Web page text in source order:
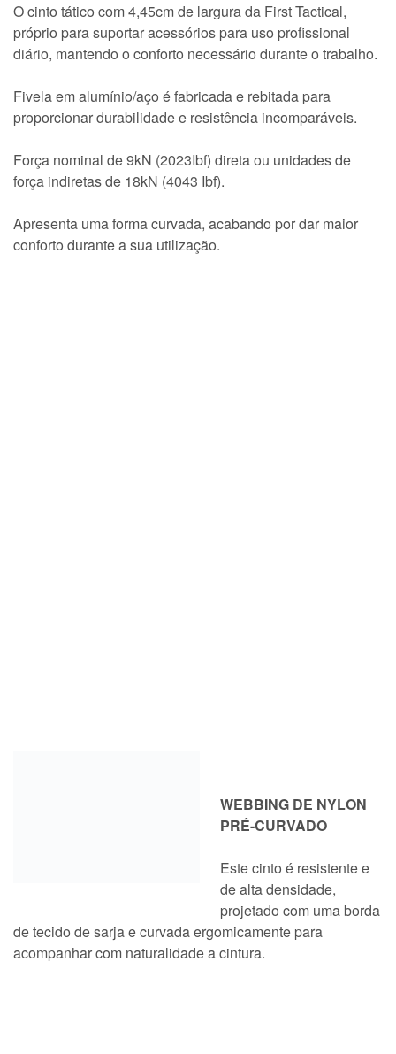
O cinto tático com 4,45cm de largura da First Tactical,
próprio para suportar acessórios para uso profissional
diário, mantendo o conforto necessário durante o trabalho.
Fivela em alumínio/aço é fabricada e rebitada para
proporcionar durabilidade e resistência incomparáveis.
Força nominal de 9kN (2023Ibf) direta ou unidades de
força indiretas de 18kN (4043 Ibf).
Apresenta uma forma curvada, acabando por dar maior
conforto durante a sua utilização.
WEBBING DE NYLON
PRÉ-CURVADO
Este cinto é resistente e
de alta densidade,
projetado com uma borda
de tecido de sarja e curvada ergomicamente para
acompanhar com naturalidade a cintura.